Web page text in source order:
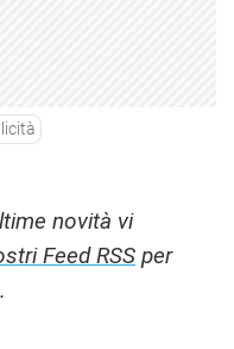
novità vi
Feed RSS per